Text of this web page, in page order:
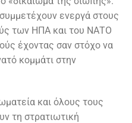
ενεργά στους
των ΗΠΑ και του ΝΑΤΟ
έχοντας σαν στόχο να
κομμάτι στην
και όλους τους
τη στρατιωτική